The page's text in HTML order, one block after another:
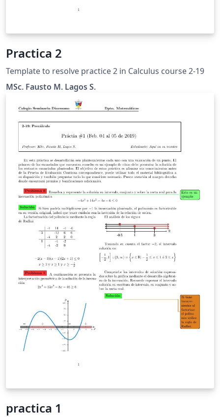
Practica 2
Template to resolve practice 2 in Calculus course 2-19
MSc. Fausto M. Lagos S.
practica 1